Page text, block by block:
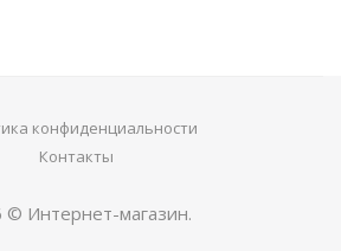
конфиденциальности
Контакты
© Интернет-магазин.